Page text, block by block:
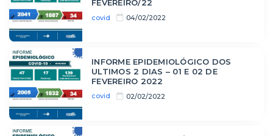
covid 04/02/2022
FEVEREIRO/22
covid 02/02/2022
INFORME EPIDEMIOLÓGICO DOS
ULTIMOS 2 DIAS – 01 E 02 DE
FEVEREIRO 2022